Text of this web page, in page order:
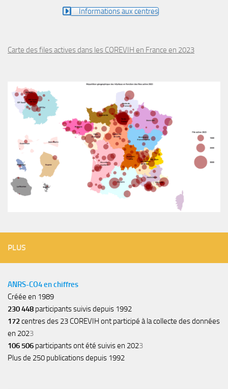
Informations aux centres
Carte des files actives dans les COREVIH en France en 2023
PLUS
ANRS-CO4 en chiffres
Créée en 1989
230 448 participants suivis depuis 1992
172centres des 23 COREVIH ont participé à la collecte des données
en 2023
106 506 participants ont été suivis en 2023
Plus de 250 publications depuis 1992